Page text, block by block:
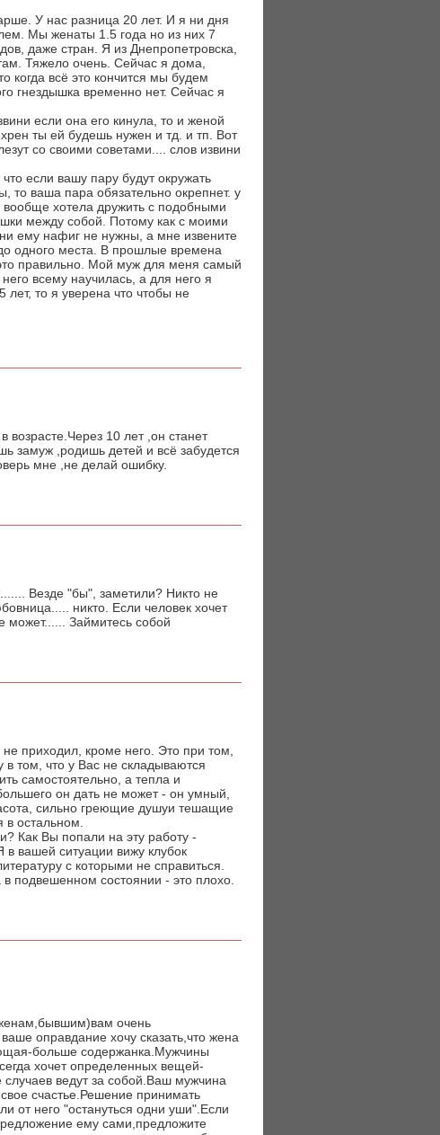
У нас разница 20 лет. И я ни дня
Мы женаты 1.5 года но из них 7
даже стран. Я из Днепропетровска,
Тяжело очень. Сейчас я дома,
когда всё это кончится мы будем
гнездышка временно нет. Сейчас я
если она его кинула, то и женой
ты ей будешь нужен и тд. и тп. Вот
со своими советами.... слов извини
если вашу пару будут окружать
то ваша пара обязательно окрепнет. у
хотела дружить с подобными
между собой. Потому как с моими
ему нафиг не нужны, а мне извените
одного места. В прошлые времена
правильно. Мой муж для меня самый
всему научилась, а для него я
то я уверена что чтобы не
возрасте.Через 10 лет ,он станет
,родишь детей и всё забудется
мне ,не делай ошибку.
Везде "бы", заметили? Никто не
никто. Если человек хочет
может...... Займитесь собой
приходил, кроме него. Это при том,
том, что у Вас не складываются
самостоятельно, а тепла и
он дать не может - он умный,
сильно греющие душуи тешащие
остальном.
Как Вы попали на эту работу -
вашей ситуации вижу клубок
с которыми не справиться.
подвешенном состоянии - это плохо.
очень
оправдание хочу сказать,что жена
больше содержанка.Мужчины
хочет определенных вещей-
ведут за собой.Ваш мужчина
счастье.Решение принимать
от него "остануться одни уши".Если
ему сами,предложите